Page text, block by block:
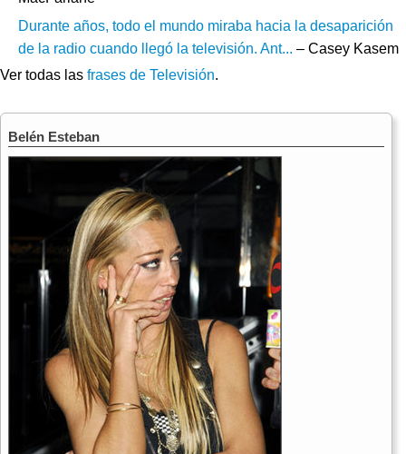
Durante años, todo el mundo miraba hacia la desaparición
de la radio cuando llegó la televisión. Ant... – Casey Kasem
Ver todas las frases de Televisión.
Belén Esteban